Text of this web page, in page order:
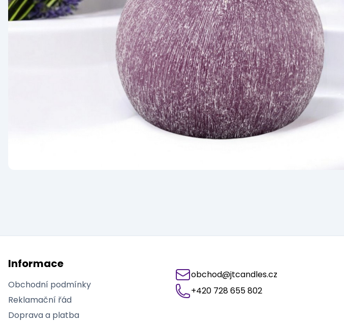
Informace
Obchodní podmínky
Reklamační řád
Doprava a platba
obchod@jtcandles.cz
+420 728 655 802